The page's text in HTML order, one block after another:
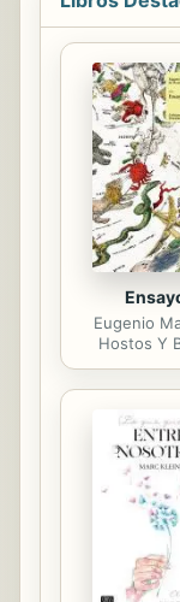
Eugenio
Hostos Y